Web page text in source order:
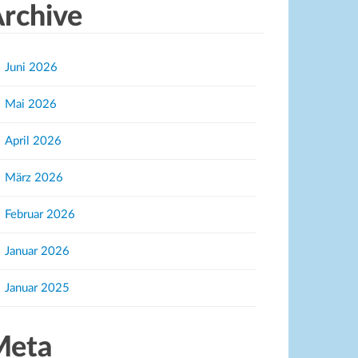
Juni 2026
Mai 2026
April 2026
März 2026
Februar 2026
Januar 2026
Januar 2025